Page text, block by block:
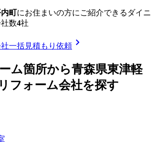
町にお住まいの方にご紹介できる ダイニ
数4社
一括見積もり依頼 chevron_right
ム箇所から青森県東津軽
フォーム会社を探す